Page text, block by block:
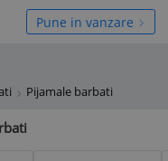
Pune in vanzare
Pijamale barbati